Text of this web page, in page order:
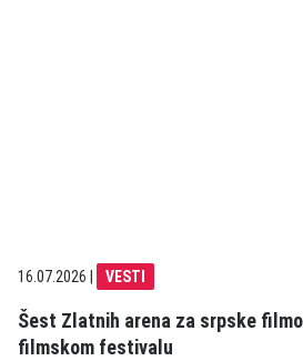
16.07.2026 VESTI
Šest Zlatnih arena za srpske
filmskom festivalu